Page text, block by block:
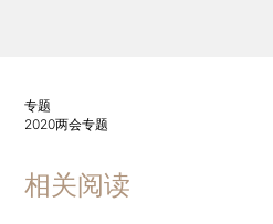
专题
2020两会专题
相关阅读